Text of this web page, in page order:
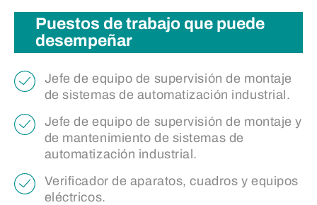
Puestos de trabajo que puede
desempeñar
Jefe de equipo de supervisión de montaje
de sistemas de automatización industrial.
Jefe de equipo de supervisión de montaje y
de mantenimiento de sistemas de
automatización industrial.
Verificador de aparatos, cuadros y equipos
eléctricos.